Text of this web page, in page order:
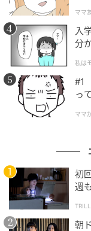
ルカの存在は、
く。大人の都合
い、うれしいと
自然な表情があ
る設定ではなく
て立ち上がって
本作が優れてい
母親なら、父親
そんな無言の圧
放していい、と
とも、仕組みで
決して恥ずかしい
ママ
入
分
私は
#1
っ
ママ
初
週
朝